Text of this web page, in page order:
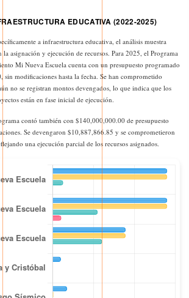
EDUCATIVA (2022-2025)
a infraestructura educativa, el análisis muestra
la asignación y ejecución de recursos. Para 2025, el Programa
Mi Nueva Escuela cuenta con un presupuesto programado
sin modificaciones hasta la fecha. Se han comprometido
no se registran montos devengados, lo que indica que los
están en fase inicial de ejecución.
contó también con $140,000,000.00 de presupuesto
Se devengaron $10,887,866.85 y se comprometieron
una ejecución parcial de los recursos asignados.